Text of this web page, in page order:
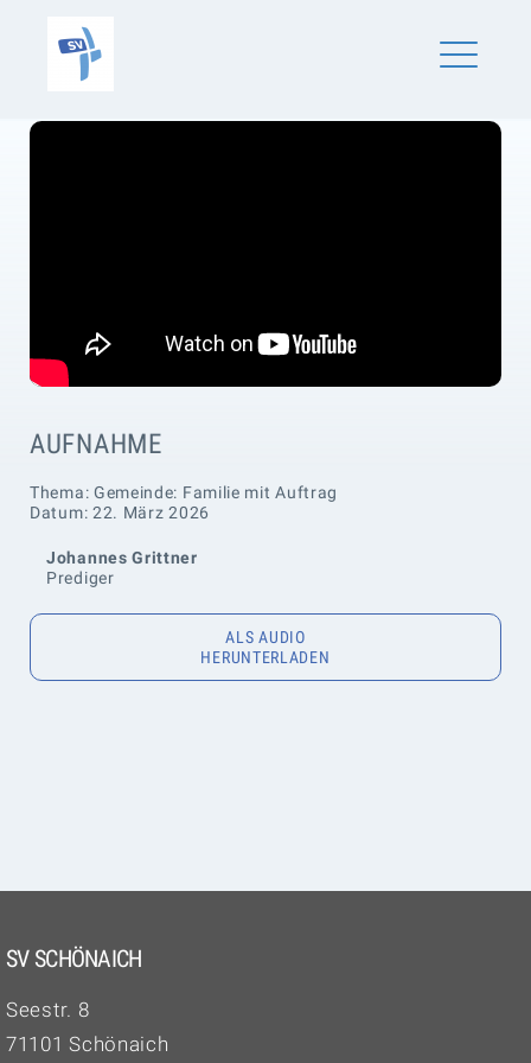
SV Schönaich
AUFNAHME
Thema: Gemeinde: Familie mit Auftrag
Datum: 22. März 2026
Johannes Grittner
Prediger
ALS AUDIO
HERUNTERLADEN
SV SCHÖNAICH
Seestr. 8
71101 Schönaich